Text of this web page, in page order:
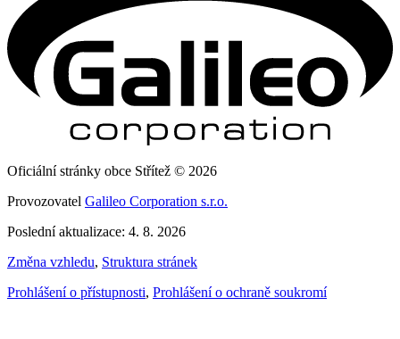
Oficiální stránky obce Střítež © 2026
Provozovatel Galileo Corporation s.r.o.
Poslední aktualizace: 4. 8. 2026
Změna vzhledu, Struktura stránek
Prohlášení o přístupnosti, Prohlášení o ochraně soukromí